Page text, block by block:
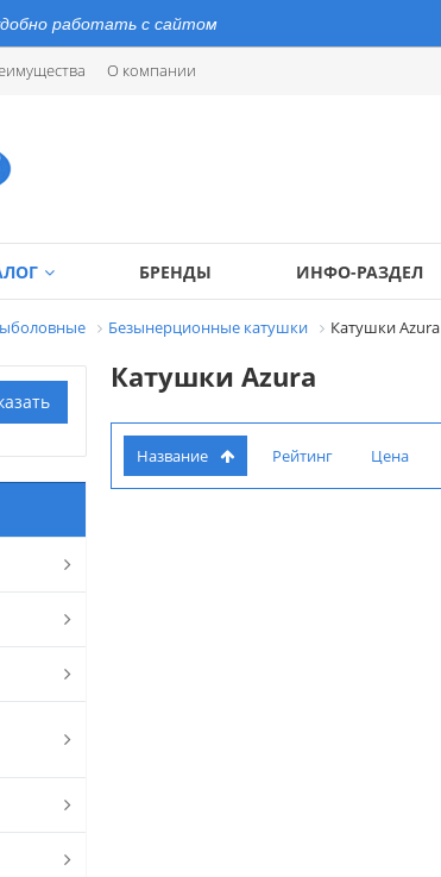
работать с сайтом
О компании
БРЕНДЫ ИНФО-РАЗДЕЛ
Безынерционные катушки Катушки Azura
Катушки Azura
Название Рейтинг Цена